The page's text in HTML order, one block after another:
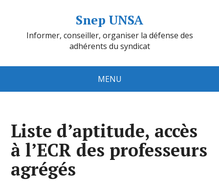
Snep UNSA
Informer, conseiller, organiser la défense des
adhérents du syndicat
MENU
Liste d’aptitude, accès
à l’ECR des professeurs
agrégés